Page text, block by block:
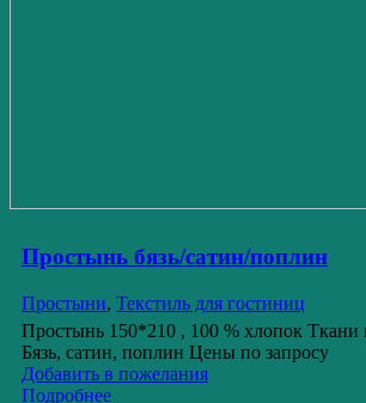
Простынь бязь/сатин/поплин
Простыни, Текстиль для гостиниц
Простынь 150*210 , 100 % хлопок Ткани
Бязь, сатин, поплин Цены по запросу
Добавить в пожелания
Подробнее